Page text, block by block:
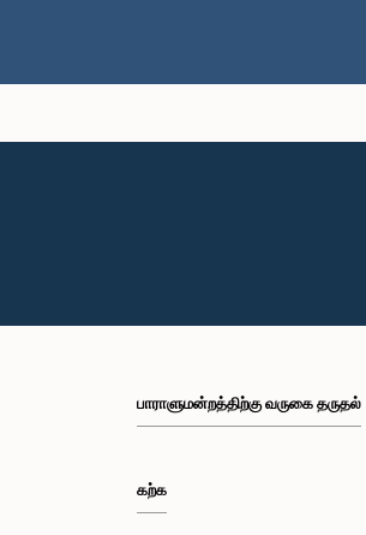
பாராளுமன்றத்திற்கு வருகை தருதல்
கற்க